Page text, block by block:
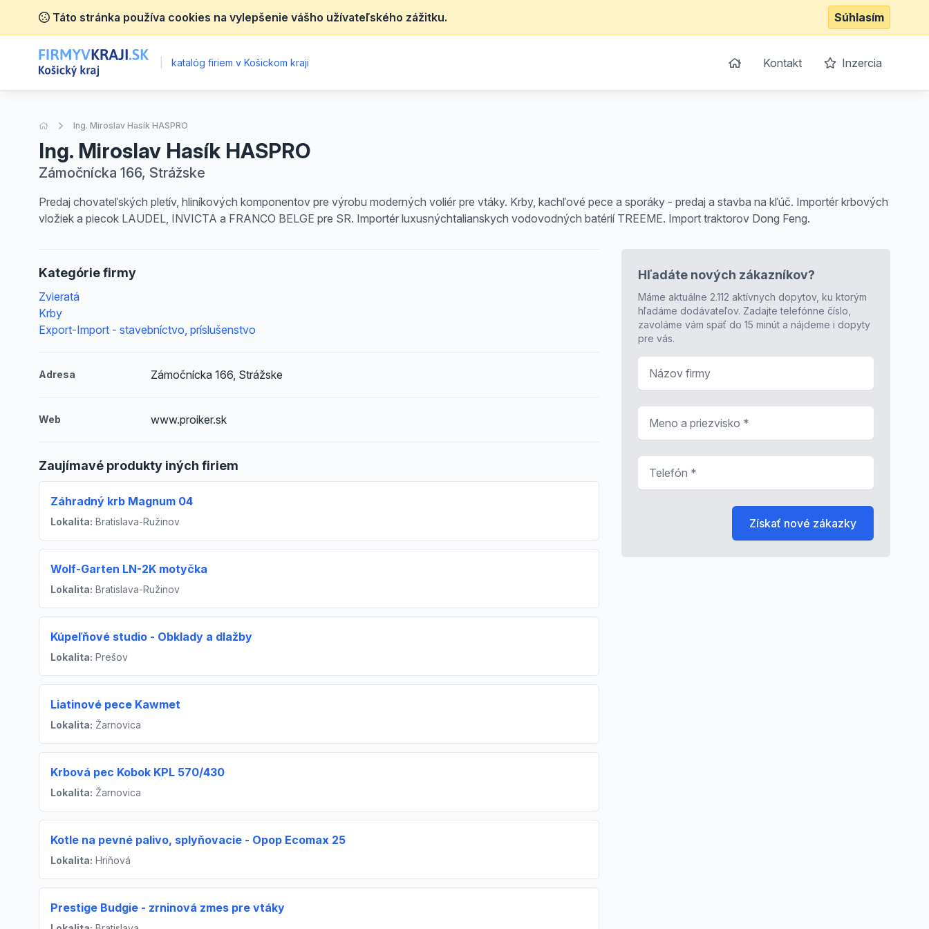
Táto stránka používa cookies na vylepšenie vášho užívateľského zážitku. Súhlasím
katalóg firiem v Košickom kraji Kontakt Inzercia
Úvodná stránka
Ing. Miroslav Hasík HASPRO
Ing. Miroslav Hasík HASPRO
Zámočnícka 166, Strážske
Predaj chovateľských pletív, hliníkových komponentov pre výrobu moderných voliér pre vtáky. Krby, kachľové pece a sporáky - predaj a stavba na kľúč. Importér krbových
vložiek a piecok LAUDEL, INVICTA a FRANCO BELGE pre SR. Importér luxusnýchtalianskych vodovodných batérií TREEME. Import traktorov Dong Feng.
Kategórie firmy
Zvieratá
Krby
Export-Import - stavebníctvo, príslušenstvo
Adresa Zámočnícka 166, Strážske
Web www.proiker.sk
Zaujímavé produkty iných firiem
Záhradný krb Magnum 04
Lokalita: Bratislava-Ružinov
Wolf-Garten LN-2K motyčka
Lokalita: Bratislava-Ružinov
Kúpeľňové studio - Obklady a dlažby
Lokalita: Prešov
Liatinové pece Kawmet
Lokalita: Žarnovica
Krbová pec Kobok KPL 570/430
Lokalita: Žarnovica
Kotle na pevné palivo, splyňovacie - Opop Ecomax 25
Lokalita: Hriňová
Prestige Budgie - zrninová zmes pre vtáky
Hľadáte nových zákazníkov?
Máme aktuálne 2.112 aktívnych dopytov, ku ktorým
hľadáme dodávateľov. Zadajte telefónne číslo,
zavoláme vám späť do 15 minút a nájdeme i dopyty
pre vás.
Získať nové zákazky